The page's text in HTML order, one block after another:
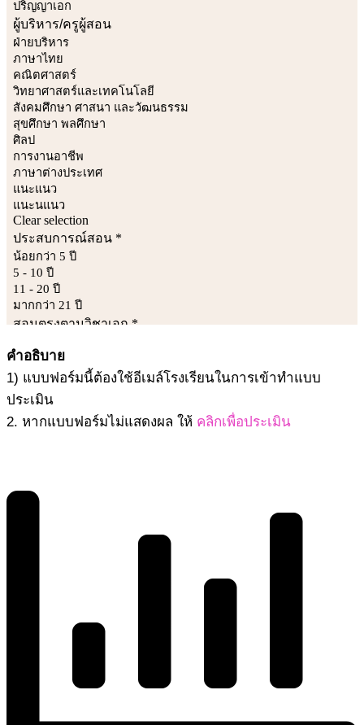
คำอธิบาย
1) แบบฟอร์มนี้ต้องใช้อีเมล์โรงเรียนในการเข้าทำแบบ
ประเมิน
2. หากแบบฟอร์มไม่แสดงผล ให้ คลิกเพื่อประเมิน